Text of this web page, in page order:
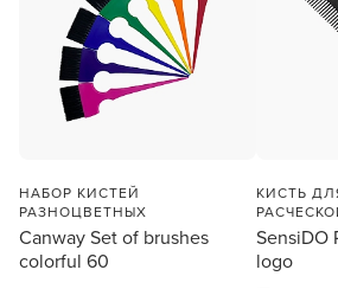
НАБОР КИСТЕЙ
РАЗНОЦВЕТНЫХ
Canway Set of brushes
colorful 60
КИСТЬ
SensiDO
logo